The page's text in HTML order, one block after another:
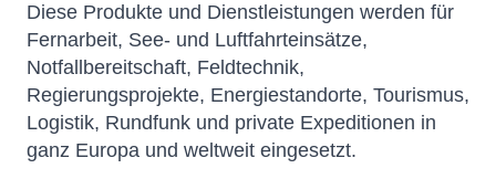
Diese Produkte und Dienstleistungen werden für
Fernarbeit, See- und Luftfahrteinsätze,
Notfallbereitschaft, Feldtechnik,
Regierungsprojekte, Energiestandorte, Tourismus,
Logistik, Rundfunk und private Expeditionen in
ganz Europa und weltweit eingesetzt.